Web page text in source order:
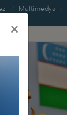
Multimedya
×